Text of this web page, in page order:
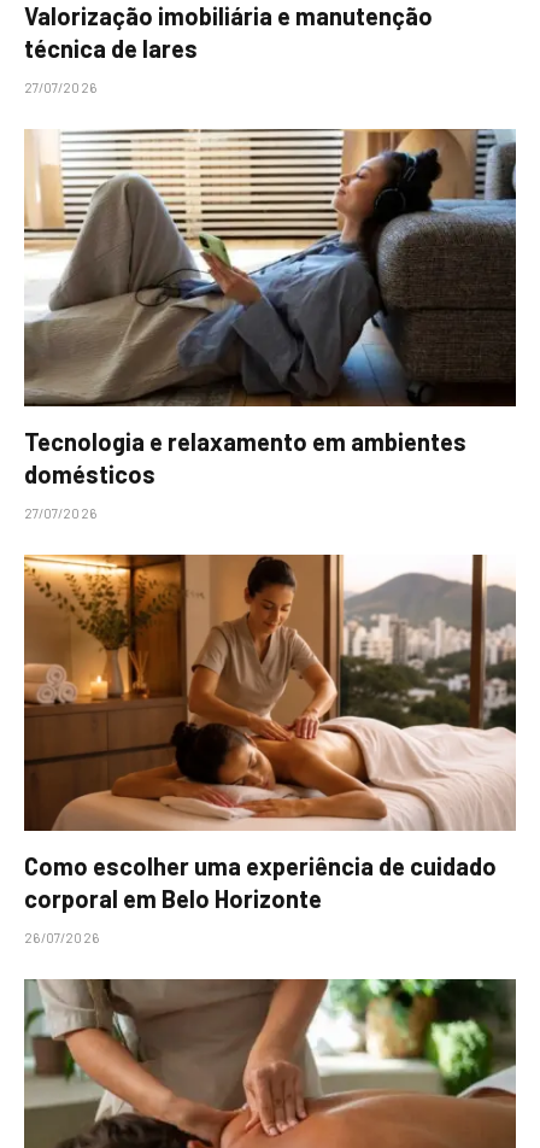
Valorização imobiliária e manutenção
técnica de lares
27/07/2026
Tecnologia e relaxamento em ambientes
domésticos
27/07/2026
Como escolher uma experiência de cuidado
corporal em Belo Horizonte
26/07/2026